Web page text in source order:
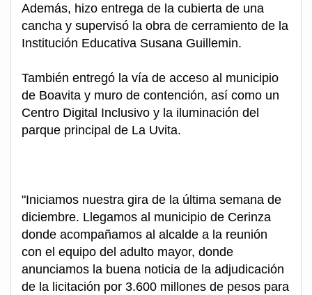
Además, hizo entrega de la cubierta de una
cancha y supervisó la obra de cerramiento de la
Institución Educativa Susana Guillemin.
También entregó la vía de acceso al municipio
de Boavita y muro de contención, así como un
Centro Digital Inclusivo y la iluminación del
parque principal de La Uvita.
"Iniciamos nuestra gira de la última semana de
diciembre. Llegamos al municipio de Cerinza
donde acompañamos al alcalde a la reunión
con el equipo del adulto mayor, donde
anunciamos la buena noticia de la adjudicación
de la licitación por 3.600 millones de pesos para